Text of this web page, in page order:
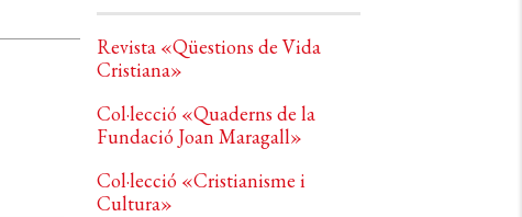
Revista «Qüestions de Vida
Cristiana»
Col·lecció «Quaderns de la
Fundació Joan Maragall»
Col·lecció «Cristianisme i
Cultura»